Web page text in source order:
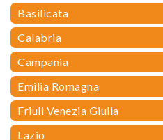
Basilicata
Calabria
Campania
Emilia Romagna
Friuli Venezia Giulia
Lazio